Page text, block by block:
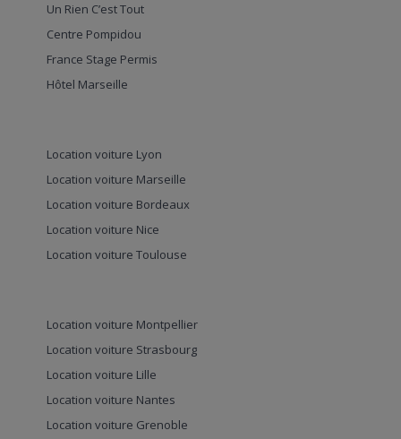
Un Rien C’est Tout
Centre Pompidou
France Stage Permis
Hôtel Marseille
Location voiture Lyon
Location voiture Marseille
Location voiture Bordeaux
Location voiture Nice
Location voiture Toulouse
Location voiture Montpellier
Location voiture Strasbourg
Location voiture Lille
Location voiture Nantes
Location voiture Grenoble